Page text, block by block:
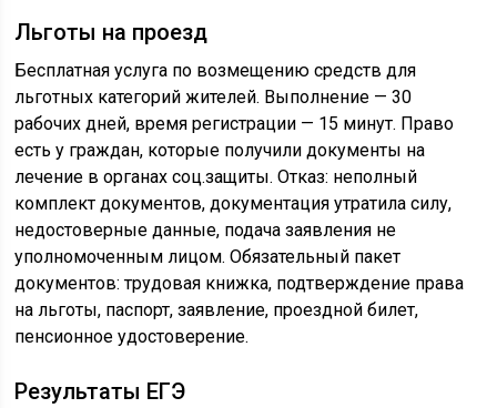
Льготы на проезд
Бесплатная услуга по возмещению средств для
льготных категорий жителей. Выполнение — 30
рабочих дней, время регистрации — 15 минут. Право
есть у граждан, которые получили документы на
лечение в органах соц.защиты. Отказ: неполный
комплект документов, документация утратила силу,
недостоверные данные, подача заявления не
уполномоченным лицом. Обязательный пакет
документов: трудовая книжка, подтверждение права
на льготы, паспорт, заявление, проездной билет,
пенсионное удостоверение.
Результаты ЕГЭ